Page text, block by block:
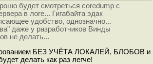
будет смотреться coredump с
в логе... Гигабайта эдак
удобство, однозначно...
даже у разработчиков Винды
не делать...
БЕЗ УЧЁТА ЛОКАЛЕЙ, БЛОБОВ и
делать как раз легче!